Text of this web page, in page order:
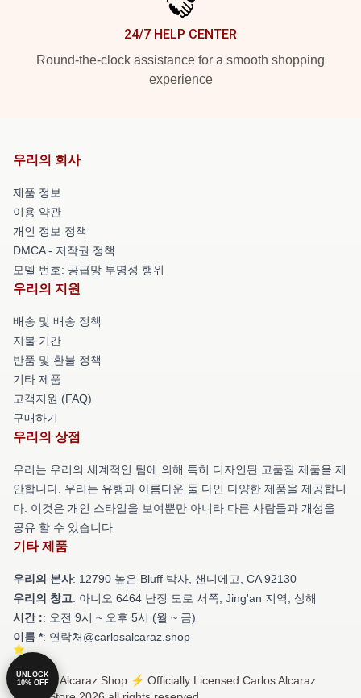
24/7 HELP CENTER
Round-the-clock assistance for a smooth shopping
experience
우리의 회사
제품 정보
이용 약관
개인 정보 정책
DMCA - 저작권 정책
모델 번호: 공급망 투명성 행위
우리의 지원
배송 및 배송 정책
지불 기간
반품 및 환불 정책
기타 제품
고객지원 (FAQ)
구매하기
우리의 상점
우리는 우리의 세계적인 팀에 의해 특히 디자인된 고품질 제품을 제
안합니다. 우리는 유행과 아름다운 둘 다인 다양한 제품을 제공합니
다. 이것은 개인 스타일을 보여뿐만 아니라 다른 사람들과 개성을
공유 할 수 있습니다.
기타 제품
우리의 본사: 12790 높은 Bluff 박사, 샌디에고, CA 92130
우리의 창고: 아니오 6464 난징 도로 서쪽, Jing'an 지역, 상해
시간 :: 오전 9시 ~ 오후 5시 (월 ~ 금)
이름 *: 연락처@carlosalcaraz.shop
© Carlos Alcaraz Shop ⚡️ Officially Licensed Carlos Alcaraz
UNLOCK
10% OFF